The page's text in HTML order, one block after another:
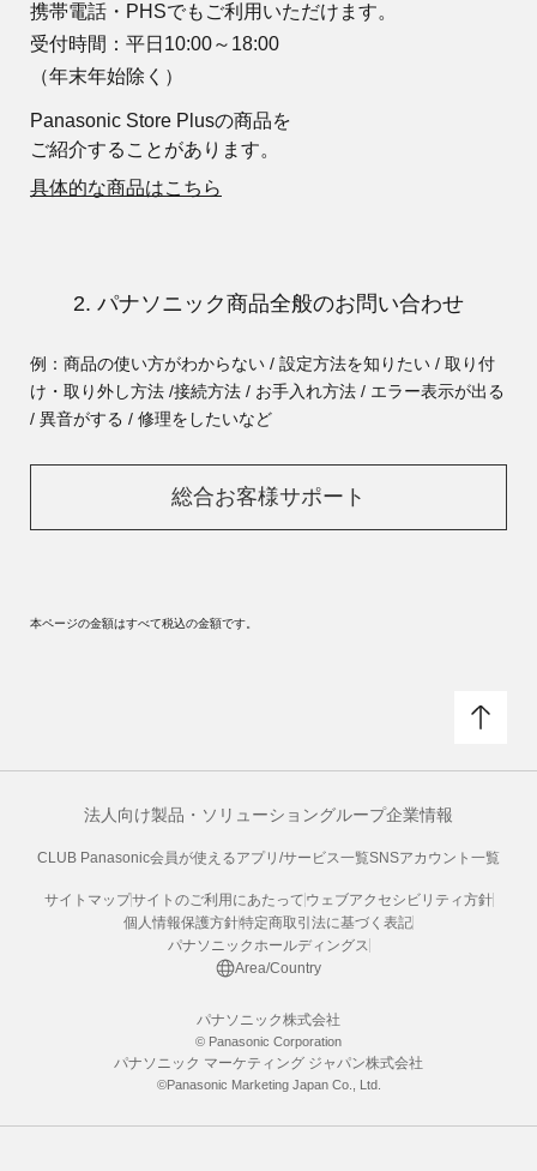
携帯電話・PHSでもご利用いただけます。
受付時間：平日10:00～18:00
（年末年始除く）
Panasonic Store Plusの商品を
ご紹介することがあります。
具体的な商品はこちら
2. パナソニック商品全般のお問い合わせ
例：商品の使い方がわからない / 設定方法を知りたい / 取り付
け・取り外し方法 /接続方法 / お手入れ方法 / エラー表示が出る
/ 異音がする / 修理をしたいなど
総合お客様サポート
本ページの金額はすべて税込の金額です。
法人向け製品・ソリューショングループ企業情報
CLUB Panasonic会員が使えるアプリ/サービス一覧SNSアカウント一覧
サイトマップサイトのご利用にあたって ウェブアクセシビリティ方針
個人情報保護方針特定商取引法に基づく表記
パナソニックホールディングス
Area/Country
パナソニック株式会社
© Panasonic Corporation
パナソニック マーケティング ジャパン株式会社
©Panasonic Marketing Japan Co., Ltd.